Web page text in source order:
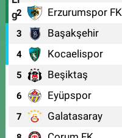
2 Erzurumspor FK
3 Başakşehir
4 Kocaelispor
5 Beşiktaş
6 Eyüpspor
7 Galatasaray